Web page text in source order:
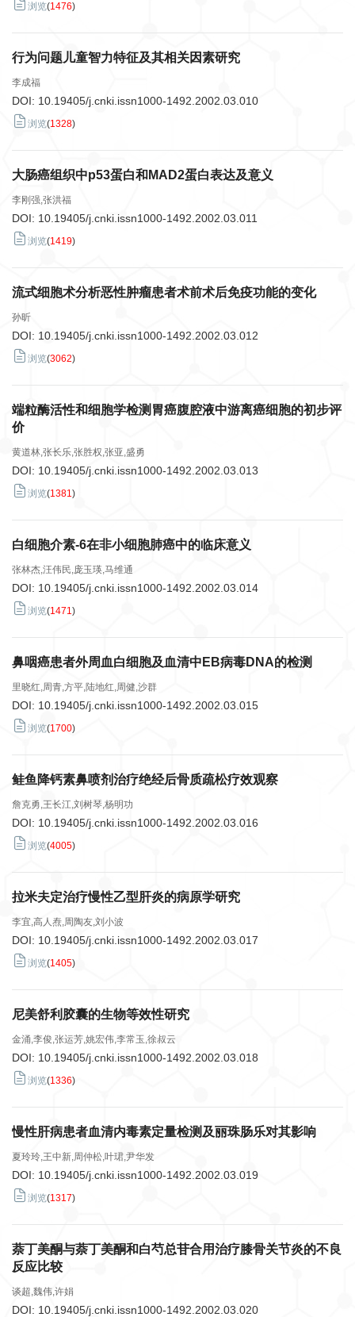
浏览(1476)
行为问题儿童智力特征及其相关因素研究
李成福
DOI: 10.19405/j.cnki.issn1000-1492.2002.03.010
浏览(1328)
大肠癌组织中p53蛋白和MAD2蛋白表达及意义
李刚强,张洪福
DOI: 10.19405/j.cnki.issn1000-1492.2002.03.011
浏览(1419)
流式细胞术分析恶性肿瘤患者术前术后免疫功能的变化
孙昕
DOI: 10.19405/j.cnki.issn1000-1492.2002.03.012
浏览(3062)
端粒酶活性和细胞学检测胃癌腹腔液中游离癌细胞的初步评
价
黄道林,张长乐,张胜权,张亚,盛勇
DOI: 10.19405/j.cnki.issn1000-1492.2002.03.013
浏览(1381)
白细胞介素-6在非小细胞肺癌中的临床意义
张林杰,汪伟民,庞玉瑛,马维通
DOI: 10.19405/j.cnki.issn1000-1492.2002.03.014
浏览(1471)
鼻咽癌患者外周血白细胞及血清中EB病毒DNA的检测
里晓红,周青,方平,陆地红,周健,沙群
DOI: 10.19405/j.cnki.issn1000-1492.2002.03.015
浏览(1700)
鲑鱼降钙素鼻喷剂治疗绝经后骨质疏松疗效观察
詹克勇,王长江,刘树琴,杨明功
DOI: 10.19405/j.cnki.issn1000-1492.2002.03.016
浏览(4005)
拉米夫定治疗慢性乙型肝炎的病原学研究
李宜,高人焘,周陶友,刘小波
DOI: 10.19405/j.cnki.issn1000-1492.2002.03.017
浏览(1405)
尼美舒利胶囊的生物等效性研究
金涌,李俊,张运芳,姚宏伟,李常玉,徐叔云
DOI: 10.19405/j.cnki.issn1000-1492.2002.03.018
浏览(1336)
慢性肝病患者血清内毒素定量检测及丽珠肠乐对其影响
夏玲玲,王中新,周仲松,叶珺,尹华发
DOI: 10.19405/j.cnki.issn1000-1492.2002.03.019
浏览(1317)
萘丁美酮与萘丁美酮和白芍总苷合用治疗膝骨关节炎的不良
反应比较
谈超,魏伟,许娟
DOI: 10.19405/j.cnki.issn1000-1492.2002.03.020